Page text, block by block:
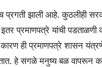
प्रगती झाली आहे. कुठलीही
प्रमाणपत्रे यांची पडताळणी
ही प्रमाणपत्रे शासन
हे सगळे मनुष्य बळ वापरून